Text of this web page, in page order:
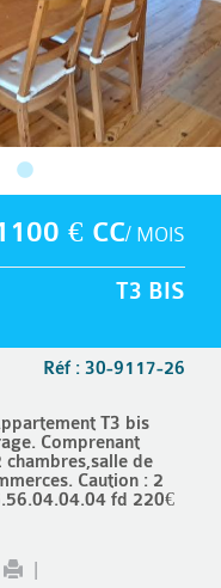
€ CC/ MOIS
T3 BIS
Réf : 30-9117-26
T3 bis
Comprenant
chambres,salle de
Caution : 2
fd 220€